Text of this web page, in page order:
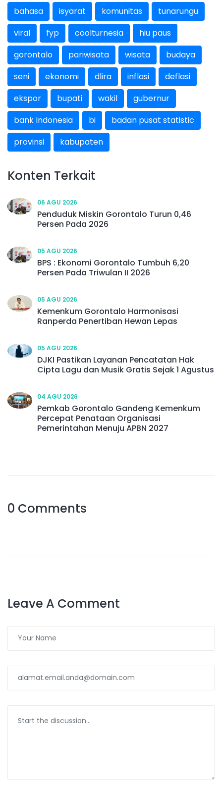
bahasa isyarat komunitas
tunarungu
viral
fyp coolturnesia
hiu paus
gorontalo
pariwisata wisata
budaya
seni
ekonomi dlira inflasi
deflasi
ekspor
bupati wakil
gubernur
bank Indonesia
bi
badan pusat statistic
provinsi
kabupaten
Konten Terkait
06 AGU 2026
Penduduk Miskin Gorontalo Turun 0,46
Persen Pada 2026
05 AGU 2026
BPS : Ekonomi Gorontalo Tumbuh 6,20
Persen Pada Triwulan II 2026
05 AGU 2026
Kemenkum Gorontalo Harmonisasi
Ranperda Penertiban Hewan Lepas
05 AGU 2026
DJKI Pastikan Layanan Pencatatan Hak
Cipta Lagu dan Musik Gratis Sejak 1 Agustus
04 AGU 2026
Pemkab Gorontalo Gandeng Kemenkum
Percepat Penataan Organisasi
Pemerintahan Menuju APBN 2027
0 Comments
Leave A Comment